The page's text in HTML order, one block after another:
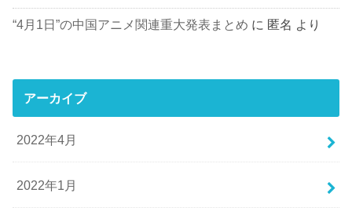
“4月1日”の中国アニメ関連重大発表まとめ に 匿名 より
アーカイブ
2022年4月
2022年1月